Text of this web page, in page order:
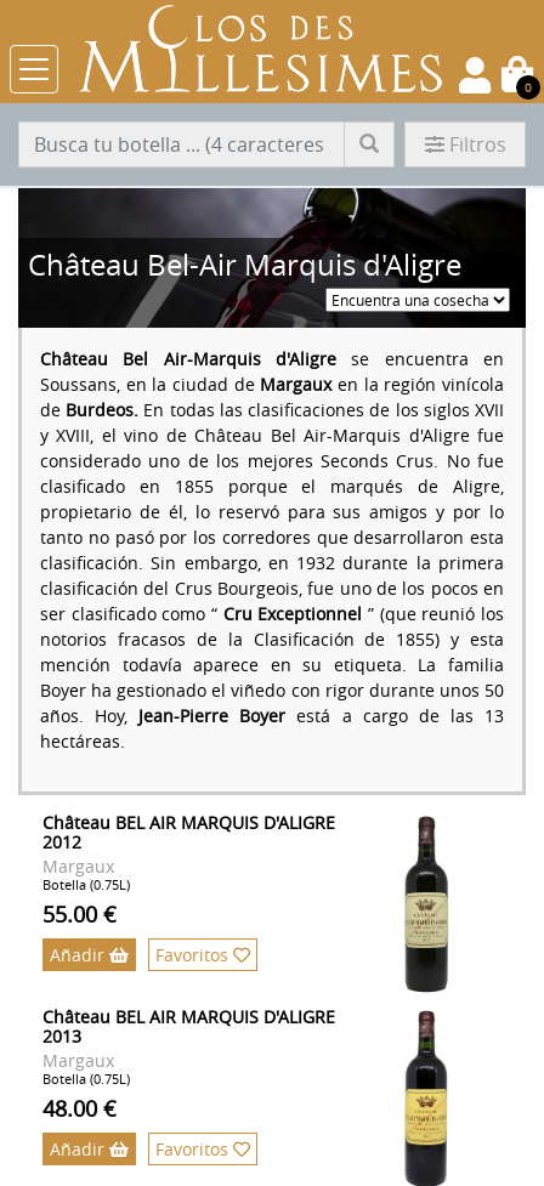
0
Filtros
Château Bel-Air Marquis d'Aligre
Château Bel Air-Marquis d'Aligre se encuentra en
Soussans, en la ciudad de Margauxen la región vinícola
de Burdeos. En todas las clasificaciones de los siglos XVII
y XVIII, el vino de Château Bel Air-Marquis d'Aligre fue
considerado uno de los mejores Seconds Crus. No fue
clasificado en 1855 porque el marqués de Aligre,
propietario de él, lo reservó para sus amigos y por lo
tanto no pasó por los corredores que desarrollaron esta
clasificación. Sin embargo, en 1932 durante la primera
clasificación del Crus Bourgeois, fue uno de los pocos en
ser clasificado como “ Cru Exceptionnel ” (que reunió los
notorios fracasos de la Clasificación de 1855) y esta
mención todavía aparece en su etiqueta. La familia
Boyer ha gestionado el viñedo con rigor durante unos 50
años. Hoy, Jean-Pierre Boyer está a cargo de las 13
hectáreas.
Château BEL AIR MARQUIS D'ALIGRE
2012
Margaux
Botella (0.75L)
55.00 €
Añadir Favoritos
Château BEL AIR MARQUIS D'ALIGRE
2013
Margaux
Botella (0.75L)
48.00 €
Añadir Favoritos